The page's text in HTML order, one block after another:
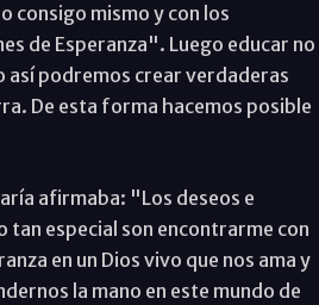
consigo mismo y con los
de Esperanza". Luego educar no
así podremos crear verdaderas
De esta forma hacemos posible
afirmaba: "Los deseos e
especial son encontrarme con
en un Dios vivo que nos ama y
la mano en este mundo de